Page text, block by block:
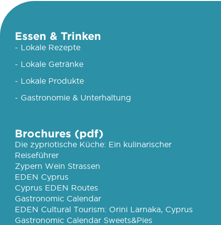
Essen & Trinken
- Lokale Rezepte
- Lokale Getränke
- Lokale Produkte
- Gastronomie & Unterhaltung
Brochures (pdf)
Die zypriotische Küche: Ein kulinarischer
Reiseführer
Zypern Wein Strassen
EDEN Cyprus
Cyprus EDEN Routes
Gastronomic Calendar
EDEN Cultural Tourism: Orini Larnaka, Cyprus
Gastronomic Calendar Sweets&Pies